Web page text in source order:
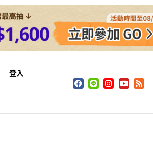
登入